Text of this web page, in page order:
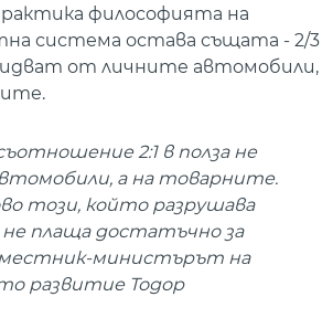
философията на
система остава същата - 2/3
от личните автомобили,
2:1 в полза не
а на товарните.
този, който разрушава
плаща достатъчно за
министърът на
развитие Тодор